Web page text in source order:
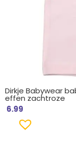
Dirkje Babywear
effen zachtroze
6.99